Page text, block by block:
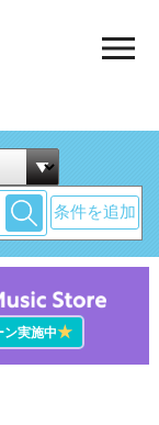
条件を追加
ン実施中★